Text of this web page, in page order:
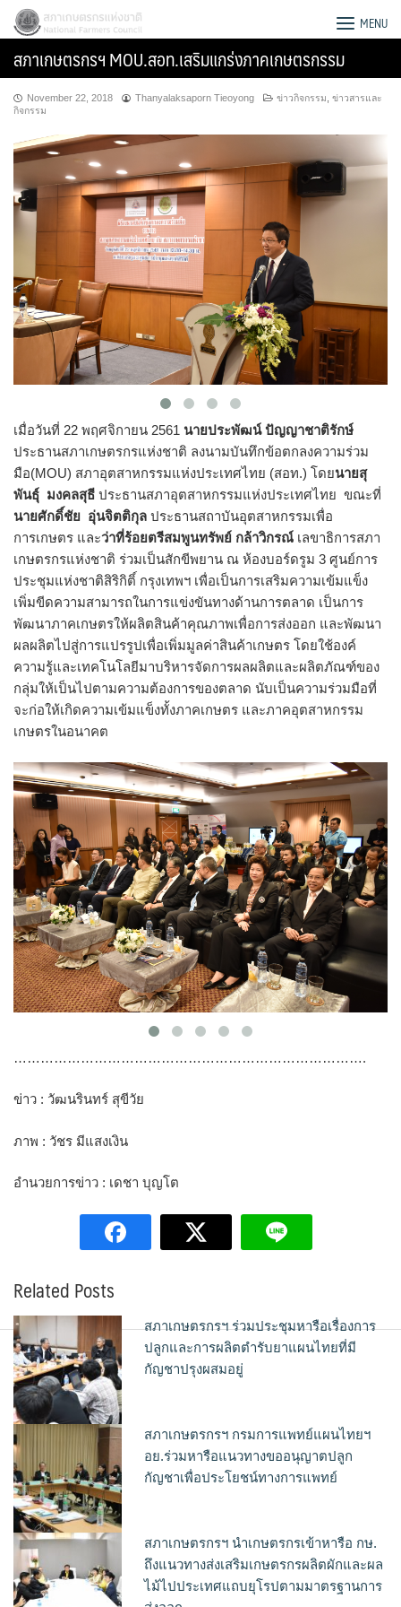
Skip
content
Search
สภาเกษตรกรแห่งชาติ MENU
สภาเกษตรกรฯ MOU.สอท.เสริมแกร่งภาคเกษตรกรรม
November 22, 2018 Thanyalaksaporn Tieoyong ข่าวกิจกรรม ข่าวสารและ
กิจกรรม
เมื่อวันที่ 22 พฤศจิกายน 2561 นายประพัฒน์ ปัญญาชาติรักษ์
ประธานสภาเกษตรกรแห่งชาติ ลงนามบันทึกข้อตกลงความร่วม
มือ(MOU) สภาอุตสาหกรรมแห่งประเทศไทย (สอท.) โดยนายสุ
พันธุ์ มงคลสุธี ประธานสภาอุตสาหกรรมแห่งประเทศไทย ขณะที่
นายศักดิ์ชัย อุ่นจิตติกุล ประธานสถาบันอุตสาหกรรมเพื่อ
การเกษตร และว่าที่ร้อยตรีสมพูนทรัพย์ กล้าวิกรณ์ เลขาธิการสภา
เกษตรกรแห่งชาติ ร่วมเป็นสักขีพยาน ณ ห้องบอร์ดรูม 3 ศูนย์การ
ประชุมแห่งชาติสิริกิติ์ กรุงเทพฯ เพื่อเป็นการเสริมความเข้มแข็ง
เพิ่มขีดความสามารถในการแข่งขันทางด้านการตลาด เป็นการ
พัฒนาภาคเกษตรให้ผลิตสินค้าคุณภาพเพื่อการส่งออก และพัฒนา
ผลผลิตไปสู่การแปรรูปเพื่อเพิ่มมูลค่าสินค้าเกษตร โดยใช้องค์
ความรู้และเทคโนโลยีมาบริหารจัดการผลผลิตและผลิตภัณฑ์ของ
กลุ่มให้เป็นไปตามความต้องการของตลาด นับเป็นความร่วมมือที่
จะก่อให้เกิดความเข้มแข็งทั้งภาคเกษตร และภาคอุตสาหกรรม
เกษตรในอนาคต
…………………………………………………………………….
ข่าว : วัฒนรินทร์ สุขีวัย
ภาพ : วัชร มีแสงเงิน
อำนวยการข่าว : เดชา บุญโต
Related Posts
สภาเกษตรกรฯ ร่วมประชุมหารือเรื่องการ
ปลูกและการผลิตตำรับยาแผนไทยที่มี
กัญชาปรุงผสมอยู่
สภาเกษตรกรฯ กรมการแพทย์แผนไทยฯ
อย.ร่วมหารือแนวทางขออนุญาตปลูก
กัญชาเพื่อประโยชน์ทางการแพทย์
สภาเกษตรกรฯ นำเกษตรกรเข้าหารือ กษ.
ถึงแนวทางส่งเสริมเกษตรกรผลิตผักและผล
ไม้ไปประเทศแถบยุโรปตามมาตรฐานการ